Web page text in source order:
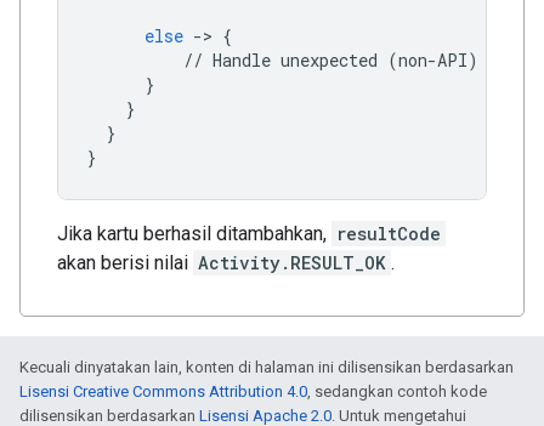
else -> {
// Handle unexpected (non-API)
}
}
}
}
Jika kartu berhasil ditambahkan, resultCode
akan berisi nilai Activity.RESULT_OK .
Kecuali dinyatakan lain, konten di halaman ini dilisensikan berdasarkan
Lisensi Creative Commons Attribution 4.0, sedangkan contoh kode
dilisensikan berdasarkan Lisensi Apache 2.0. Untuk mengetahui